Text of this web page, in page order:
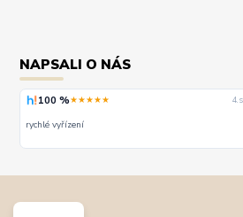
NAPSALI O NÁS
100 %★★★★★ 4.
rychlé vyřízení